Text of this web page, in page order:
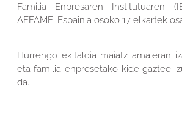
Familia Enpresaren Institutuaren
AEFAME; Espainia osoko 17 elkartek
Hurrengo ekitaldia maiatz amaieran
eta familia enpresetako kide gazteei
da.